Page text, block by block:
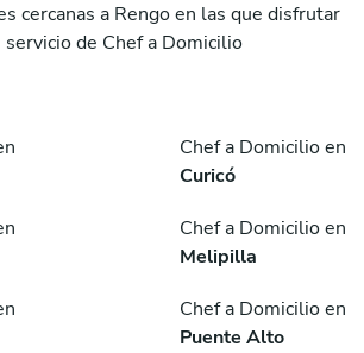
cercanas a Rengo en las que disfrutar
servicio de Chef a Domicilio
Chef a Domicilio en
Curicó
Chef a Domicilio en
Melipilla
Chef a Domicilio en
Puente Alto